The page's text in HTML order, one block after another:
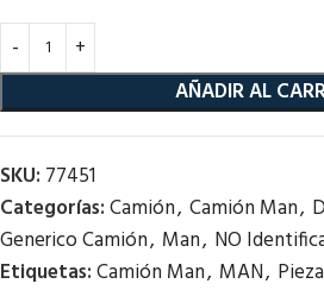
AÑADIR AL
SKU: 77451
Categorías:Camión, Camión Man,
Generico Camión, Man, NO
Etiquetas:Camión Man, MAN,